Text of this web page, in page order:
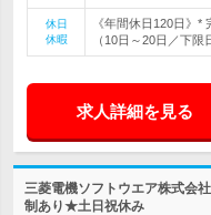
休日
休暇
《年間休日120日》*
（10日～20日／下限
求人詳細を見る
三菱電機ソフトウエア株式会
制あり★土日祝休み